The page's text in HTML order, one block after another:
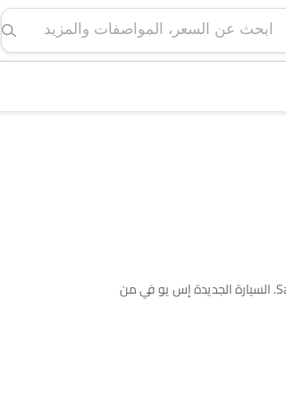
ابحث عن السعر، المواصفات والمزيد
تتوفر مازيراتي ليفانتي بمحرك 1 هجين و 2 بترول في Saudi Arabia. السيارة الجديدة إس يو في من